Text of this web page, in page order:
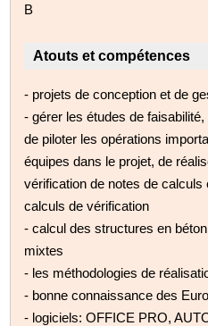
B
Atouts et compétences
- projets de conception et de
- gérer les études de
de piloter les opérations
équipes dans le projet, de
vérification de notes de calculs
calculs de vérification
- calcul des structures en
mixtes
- les méthodologies de
- bonne connaissance des
- logiciels: OFFICE PRO,